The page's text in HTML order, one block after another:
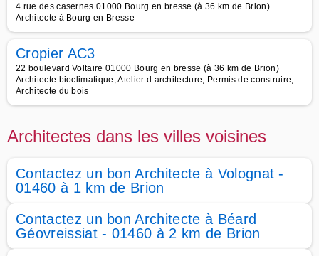
4 rue des casernes 01000 Bourg en bresse (à 36 km de Brion)
Architecte à Bourg en Bresse
Cropier AC3
22 boulevard Voltaire 01000 Bourg en bresse (à 36 km de Brion)
Architecte bioclimatique, Atelier d architecture, Permis de construire,
Architecte du bois
Architectes dans les villes voisines
Contactez un bon Architecte à Volognat -
01460 à 1 km de Brion
Contactez un bon Architecte à Béard
Géovreissiat - 01460 à 2 km de Brion